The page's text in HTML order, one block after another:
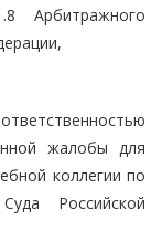
Арбитражного
жалобы для
коллегии по
Российской